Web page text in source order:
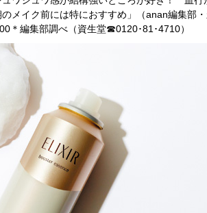
メイク前には特におすすめ」（anan編集部
＊編集部調べ（資生堂☎0120･81･4710）